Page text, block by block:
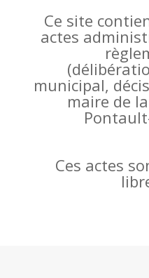
Ce site
actes
(
municipal,
maire de
Ces actes